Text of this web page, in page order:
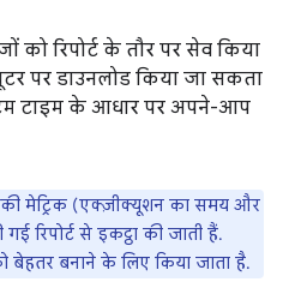
को रिपोर्ट के तौर पर सेव किया
पर डाउनलोड किया जा सकता
टाइम के आधार पर अपने-आप
मेट्रिक (एक्ज़ीक्यूशन का समय और
रिपोर्ट से इकट्ठा की जाती हैं.
बेहतर बनाने के लिए किया जाता है.